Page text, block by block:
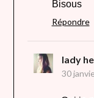
Bisous
Répondre
lady
30